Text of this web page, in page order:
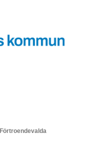
Förtroendevalda